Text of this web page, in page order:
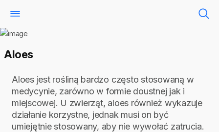
Aloes
Aloes jest rośliną bardzo często stosowaną w
medycynie, zarówno w formie doustnej jak i
miejscowej. U zwierząt, aloes również wykazuje
działanie korzystne, jednak musi on być
umiejętnie stosowany, aby nie wywołać zatrucia.